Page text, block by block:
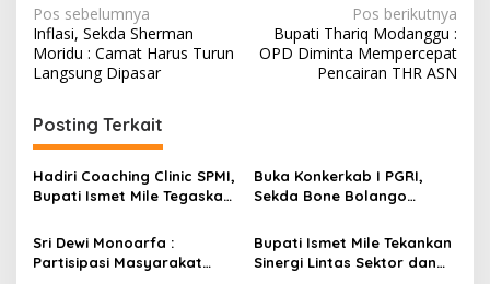
N
a
v
i
g
a
s
i
p
Pos sebelumnya
Inflasi, Sekda Sherman
Moridu : Camat Harus Turun
Langsung Dipasar
Pos berikutnya
Bupati Thariq Modanggu :
OPD Diminta Mempercepat
Pencairan THR ASN
Posting Terkait
Hadiri Coaching Clinic SPMI,
Bupati Ismet Mile Tegaskan
Guru Jadi Prioritas
Pendidikan Bone Bolango
Buka Konkerkab I PGRI,
Sekda Bone Bolango
Jadi Prioritas Daerah
Sri Dewi Monoarfa :
Partisipasi Masyarakat
Bupati Ismet Mile Tekankan
Sinergi Lintas Sektor dan